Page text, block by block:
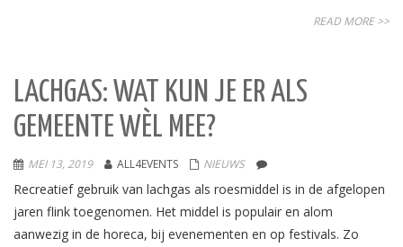
READ MORE >>
LACHGAS: WAT KUN JE ER ALS
GEMEENTE WÈL MEE?
MEI 13, 2019 ALL4EVENTS NIEUWS
Recreatief gebruik van lachgas als roesmiddel is in de afgelopen
jaren flink toegenomen. Het middel is populair en alom
aanwezig in de horeca, bij evenementen en op festivals. Zo